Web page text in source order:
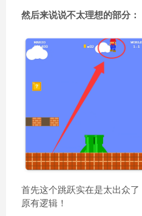
然后来说说不太理想的部分：
首先这个跳跃实在是太出众
原有逻辑！